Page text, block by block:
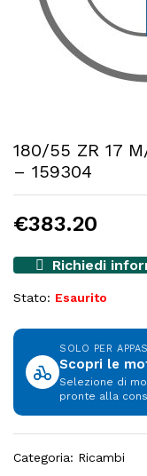
180/55 ZR 17
– 159304
€383.20
Richiedi
Stato: Esaurito
SOLO PER
Scopri le
Selezione di
pronte alla
Categoria: Ricambi